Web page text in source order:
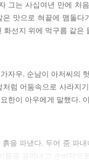
루된 끔찍했던 45일간
이 서로를 죽였다. 당시
진다.
살아 있는 사람과 죽
간 여행'을 씨줄로, 등
을 서로 엮어 한 폭의
로운 서사와 리얼리즘을
보다 과감하게 보다
따라 서로를 교차하여
그는 사십여년 만에 처
은 맛으로 혀끝에 맴돌
화선지 위에 먹구름 같
자우. 순남이 아저씨의
럼 어둠속으로 사라지
한이 아우에게 말했다.
을 파냈다. 두어 줌 파
들을 골라내고 손바닥